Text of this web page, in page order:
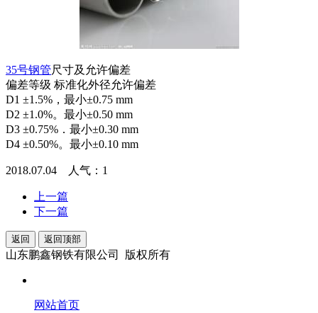
35号钢管尺寸及允许偏差
偏差等级 标准化外径允许偏差
D1 ±1.5%，最小±0.75 mm
D2 ±1.0%。最小±0.50 mm
D3 ±0.75%．最小±0.30 mm
D4 ±0.50%。最小±0.10 mm
2018.07.04 人气： 1
上一篇
下一篇
返回 返回顶部
山东鹏鑫钢铁有限公司 版权所有
网站首页